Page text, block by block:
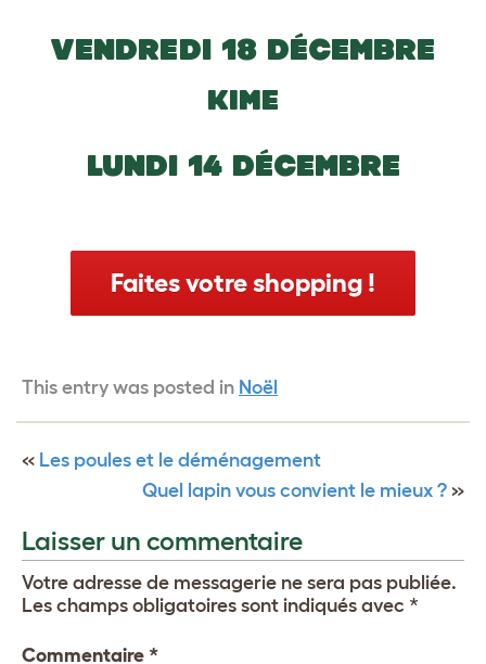
VENDREDI 18 DÉCEMBRE
KIME
LUNDI 14 DÉCEMBRE
Faites votre shopping !
This entry was posted in Noël
« Les poules et le déménagement
Quel lapin vous convient le mieux ? »
Laisser un commentaire
Votre adresse de messagerie ne sera pas publiée.
Les champs obligatoires sont indiqués avec *
Commentaire *